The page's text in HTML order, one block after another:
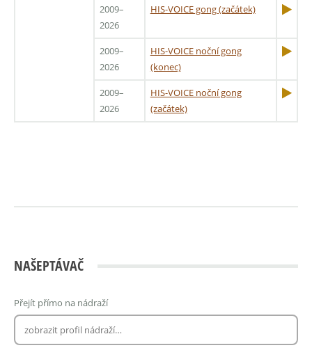
2009–
2026
HIS-VOICE gong (začátek)
2009–
2026
HIS-VOICE noční gong
(konec)
2009–
2026
HIS-VOICE noční gong
(začátek)
NAŠEPTÁVAČ
Přejít přímo na nádraží